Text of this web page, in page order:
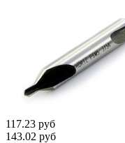
117.23 руб
143.02 руб